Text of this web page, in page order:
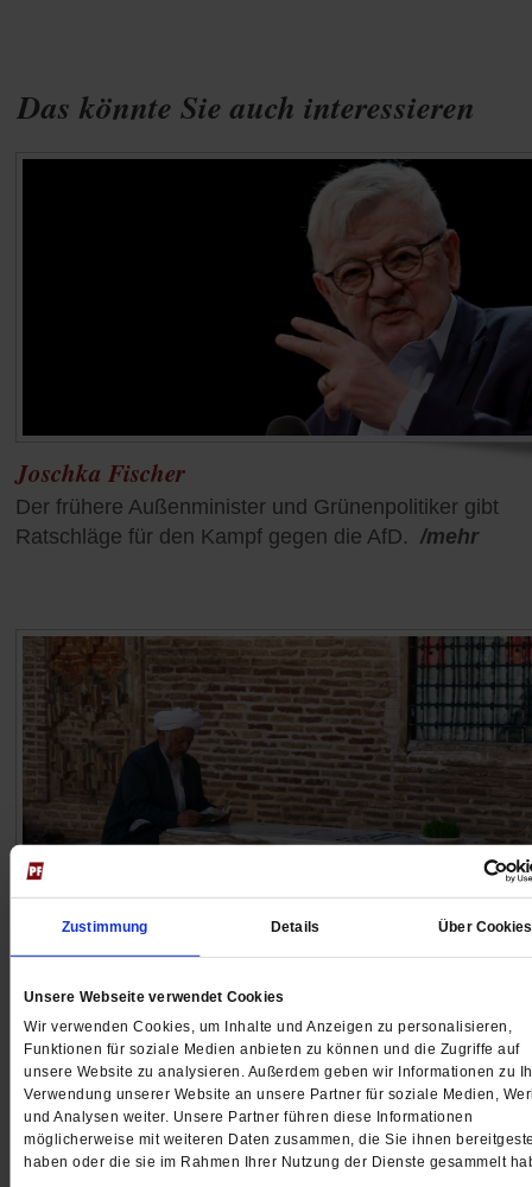
Zustimmung Details Über Cookies
Unsere Webseite verwendet Cookies
Wir verwenden Cookies, um Inhalte und Anzeigen zu personalisieren,
Funktionen für soziale Medien anbieten zu können und die Zugriffe auf
unsere Website zu analysieren. Außerdem geben wir Informationen zu
Verwendung unserer Website an unsere Partner für soziale Medien,
und Analysen weiter. Unsere Partner führen diese Informationen
möglicherweise mit weiteren Daten zusammen, die Sie ihnen
haben oder die sie im Rahmen Ihrer Nutzung der Dienste gesammelt
Das könnte Sie auch interessieren
Joschka Fischer
Der frühere Außenminister und Grünenpolitiker gibt
Ratschläge für den Kampf gegen die AfD. /mehr
Spiritualität
In der Ekstase Gott erfahren
Der Dhikr ist ein Ritual der Sufis, bei dem gemeinsam
Mantra rezitiert wird. Für unseren Autor begann damit
seine Reise zu islamischer Spiritualität. An ein
Erlebnis im Iran erinnert er sich bis heute. /mehr
vonMarian Brehmer